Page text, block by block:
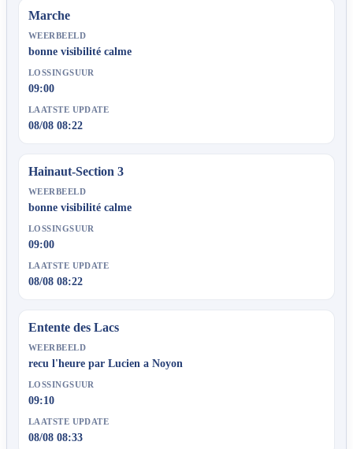
Marche
WEERBEELD
bonne visibilité calme
LOSSINGSUUR
09:00
LAATSTE UPDATE
08/08 08:22
Hainaut-Section 3
WEERBEELD
bonne visibilité calme
LOSSINGSUUR
09:00
LAATSTE UPDATE
08/08 08:22
Entente des Lacs
WEERBEELD
recu l'heure par Lucien a Noyon
LOSSINGSUUR
09:10
LAATSTE UPDATE
08/08 08:33